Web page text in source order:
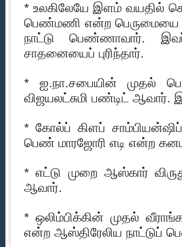
* உலகிலேயே இளம் வயதில்
பெண்மணி என்ற பெருமையை
நாட்டு பெண்ணாவார்.
சாதனையைப் புரிந்தார்.
* ஐ.நா.சபையின் முதல்
விஜயலட்சுமி பண்டிட் ஆவார்.
* கோல்ப் கிளப்
பெண் மாரஜோரி எடி என்ற
* எட்டு முறை ஆஸ்கார்
ஆவார்.
* ஒலிம்பிக்கின் முதல்
என்ற ஆஸ்திரேலிய நாட்டுப்